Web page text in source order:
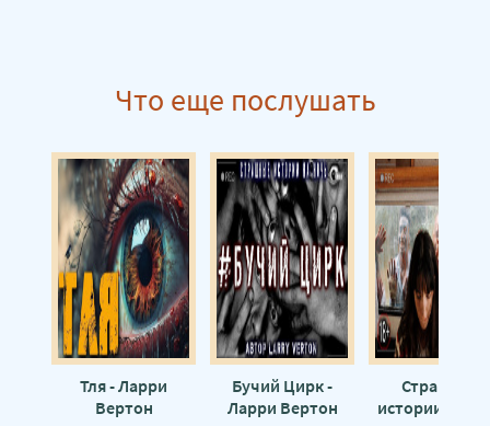
Что еще послушать
Тля - Ларри
Вертон
Бучий Цирк -
Ларри Вертон
Страшные
истории -